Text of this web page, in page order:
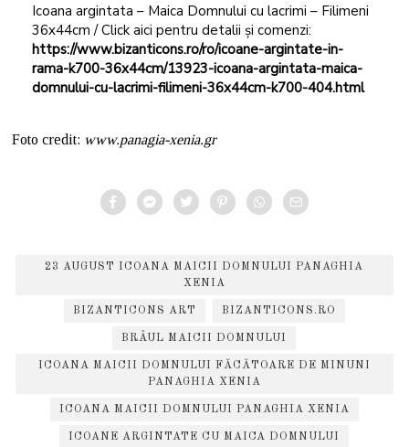
Icoana argintata – Maica Domnului cu lacrimi – Filimeni
36x44cm / Click aici pentru detalii și comenzi:
https://www.bizanticons.ro/ro/icoane-argintate-in-
rama-k700-36x44cm/13923-icoana-argintata-maica-
domnului-cu-lacrimi-filimeni-36x44cm-k700-404.html
Foto credit: www.panagia-xenia.gr
23 AUGUST ICOANA MAICII DOMNULUI PANAGHIA
XENIA
BIZANTICONS ART BIZANTICONS.RO
BRÂUL MAICII DOMNULUI
ICOANA MAICII DOMNULUI FĂCĂTOARE DE MINUNI
PANAGHIA XENIA
ICOANA MAICII DOMNULUI PANAGHIA XENIA
ICOANE ARGINTATE CU MAICA DOMNULUI